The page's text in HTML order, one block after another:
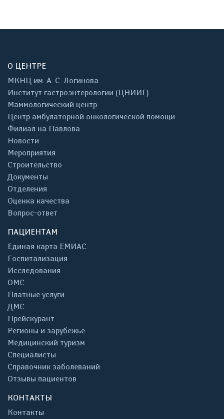
О ЦЕНТРЕ
МКНЦ им. А. С. Логинова
Институт гастроэнтерологии (ЦНИИГ)
Маммологический центр
Центр амбулаторной онкологической помощи
Филиал на Павлова
Новости
Мероприятия
Строительство
Документы
Отделения
Оценка качества
Вопрос-ответ
ПАЦИЕНТАМ
Единая карта ЕМИАС
Госпитализация
Исследования
ОМС
Платные услуги
ДМС
Прейскурант
Регионы и зарубежье
Медицинский туризм
Специалисты
Справочник заболеваний
Отзывы пациентов
КОНТАКТЫ
Контакты